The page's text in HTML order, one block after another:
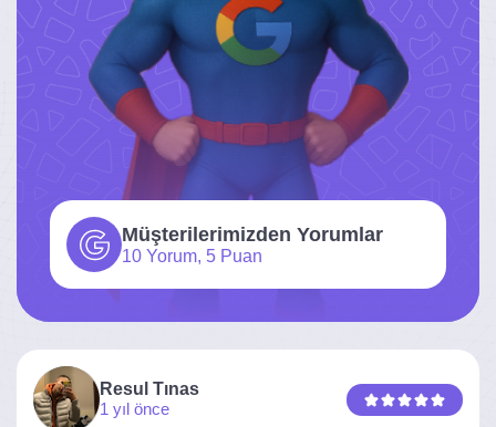
Müşterilerimizden Yorumlar
10 Yorum, 5 Puan
Resul Tınas
1 yıl önce